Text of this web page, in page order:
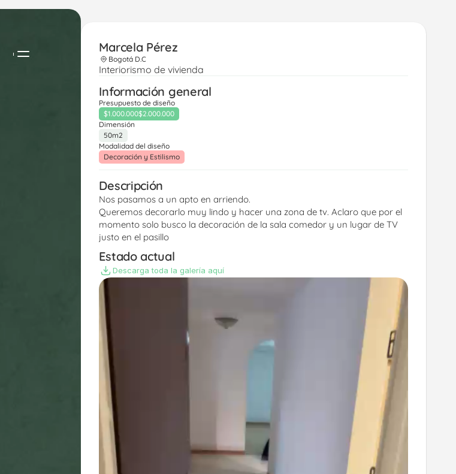
Marcela Pérez
Bogotá D.C
Interiorismo de vivienda
Información general
Presupuesto de diseño
$1.000.000$2.000.000
Dimensión
50m2
Modalidad del diseño
Decoración y Estilismo
Descripción
Nos pasamos a un apto en arriendo.
Queremos decorarlo muy lindo y hacer una zona de tv. Aclaro que por el
momento solo busco la decoración de la sala comedor y un lugar de TV
justo en el pasillo
Estado actual
Descarga toda la galería aquí